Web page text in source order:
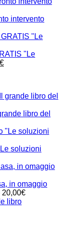
intervento
"Le
€Il
19,90€.
libro del
soluzioni
in omaggio
20,00€Fascia
libro